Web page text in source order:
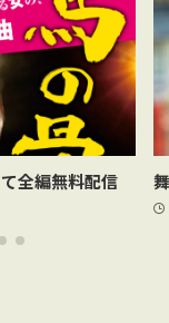
全編無料配信